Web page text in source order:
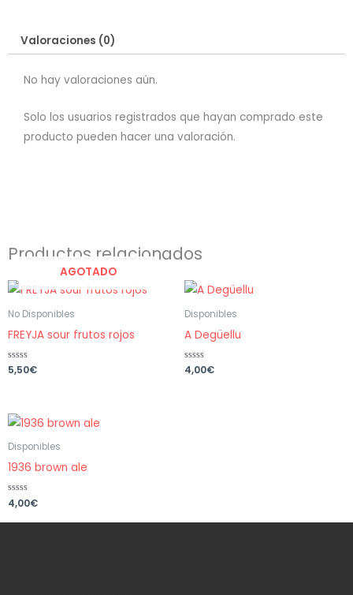
Valoraciones (0)
No hay valoraciones aún.
Solo los usuarios registrados que hayan comprado este
producto pueden hacer una valoración.
Productos relacionados
AGOTADO
No Disponibles
FREYJA sour frutos rojos
Valorado
con
5,50€
Disponibles
A Degüellu
Valorado
con
4,00€
Disponibles
1936 brown ale
Valorado
con
4,00€